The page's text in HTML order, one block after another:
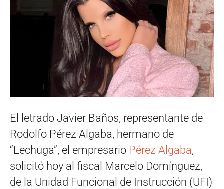
El letrado Javier Baños, representante de
Rodolfo Pérez Algaba, hermano de
“Lechuga”, el empresario Pérez Algaba,
solicitó hoy al fiscal Marcelo Domínguez,
de la Unidad Funcional de Instrucción (UFI)